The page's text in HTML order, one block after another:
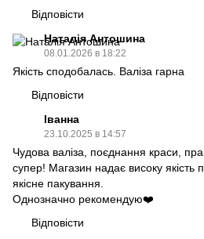
Відповісти
Наталія Антошина
08.01.2026 в 18:22
Якість сподобалась. Валіза гарна
Відповісти
Іванна
23.10.2025 в 14:57
Чудова валіза, поєднання краси,
супер! Магазин надає високу якість
якісне пакування.
Однозначно рекомендую❤️
Відповісти